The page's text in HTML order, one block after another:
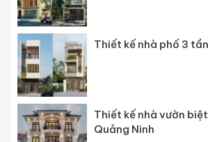
Thiết kế nhà phố 3
Thiết kế nhà vườn
Quảng Ninh